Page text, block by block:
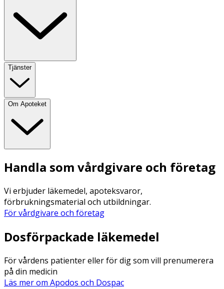
Tjänster
Om Apoteket
Handla som vårdgivare och företag
Vi erbjuder läkemedel, apoteksvaror,
förbrukningsmaterial och utbildningar.
För vårdgivare och företag
Dosförpackade läkemedel
För vårdens patienter eller för dig som vill prenumerera
på din medicin
Läs mer om Apodos och Dospac